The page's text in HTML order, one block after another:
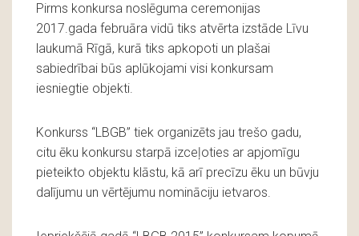
Pirms konkursa noslēguma ceremonijas
2017.gada februāra vidū tiks atvērta izstāde Līvu
laukumā Rīgā, kurā tiks apkopoti un plašai
sabiedrībai būs aplūkojami visi konkursam
iesniegtie objekti.
Konkurss “LBGB” tiek organizēts jau trešo gadu,
citu ēku konkursu starpā izceļoties ar apjomīgu
pieteikto objektu klāstu, kā arī precīzu ēku un būvju
dalījumu un vērtējumu nomināciju ietvaros.